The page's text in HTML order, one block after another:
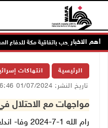
أهم الاخبار
الرئاسة ترحب باتفاقية مكة للدفاع
الرئيسية انتهاكات
تاريخ النشر: 01/07/2024 06:46 م
مواجهات مع الاحتلال
رام الله 1-